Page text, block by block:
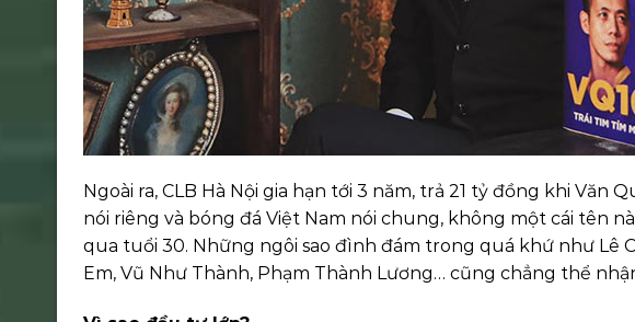
Ngoài ra, CLB Hà Nội gia hạn tới 3 năm, trả 21 tỷ đồng khi Văn
nói riêng và bóng đá Việt Nam nói chung, không một cái tên
qua tuổi 30. Những ngôi sao đình đám trong quá khứ như Lê
Em, Vũ Như Thành, Phạm Thành Lương… cũng chẳng thể